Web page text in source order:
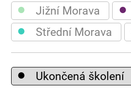
● Jižní Morava ●
● Střední Morava
● Ukončená školení